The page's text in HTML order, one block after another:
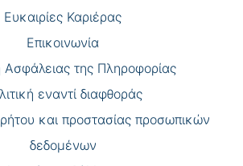
Eυκαιρίες Καριέρας
Επικοινωνία
Ασφάλειας της Πληροφορίας
εναντί διαφθοράς
και προστασίας προσωπικών
δεδομένων